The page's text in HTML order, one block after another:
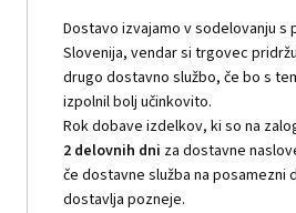
Dostavo izvajamo v sodelovanju s
Slovenija, vendar si trgovec
drugo dostavno službo, če bo s
izpolnil bolj učinkovito.
Rok dobave izdelkov, ki so na
2 delovnih dni za dostavne
če dostavne služba na posamezni
dostavlja pozneje.